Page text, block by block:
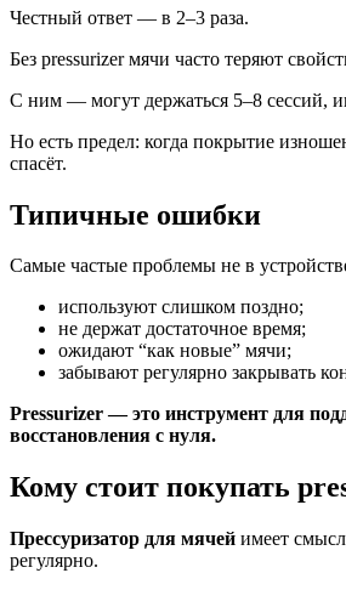
Честный ответ — в 2–3 раза.
Без pressurizer мячи часто теряют
С ним — могут держаться 5–8 сессий,
Но есть предел: когда покрытие
спасёт.
Типичные ошибки
Самые частые проблемы не в
используют слишком поздно;
не держат достаточное время;
ожидают “как новые” мячи;
забывают регулярно закрывать
Pressurizer — это инструмент для
восстановления с нуля.
Кому стоит покупать
Прессуризатор для мячей имеет
регулярно.